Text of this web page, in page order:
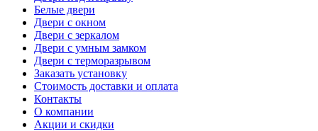
Белые двери
Двери с окном
Двери с зеркалом
Двери с умным замком
Двери с терморазрывом
Заказать установку
Стоимость доставки и оплата
Контакты
О компании
Акции и скидки